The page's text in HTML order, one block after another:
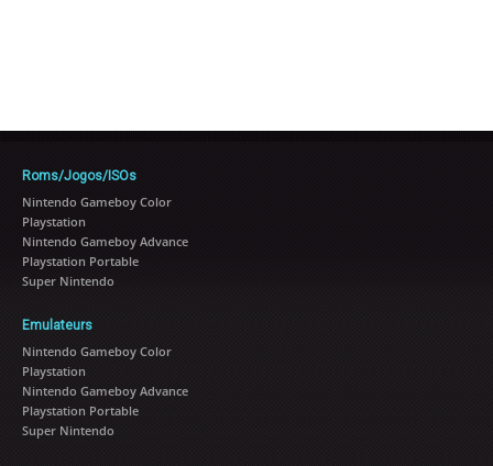
Roms/Jogos/ISOs
Nintendo Gameboy Color
Playstation
Nintendo Gameboy Advance
Playstation Portable
Super Nintendo
Emulateurs
Nintendo Gameboy Color
Playstation
Nintendo Gameboy Advance
Playstation Portable
Super Nintendo